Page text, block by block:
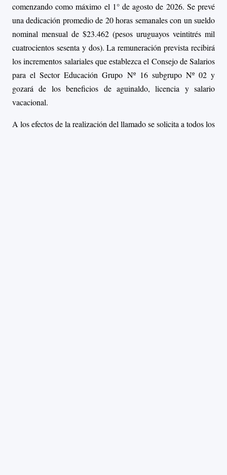
comenzando como máximo el 1° de agosto de 2026. Se prevé
una dedicación promedio de 20 horas semanales con un sueldo
nominal mensual de $23.462 (pesos uruguayos veintitrés mil
cuatrocientos sesenta y dos). La remuneración prevista recibirá
los incrementos salariales que establezca el Consejo de Salarios
para el Sector Educación Grupo Nº 16 subgrupo Nº 02 y
gozará de los beneficios de aguinaldo, licencia y salario
vacacional.
A los efectos de la realización del llamado se solicita a todos los